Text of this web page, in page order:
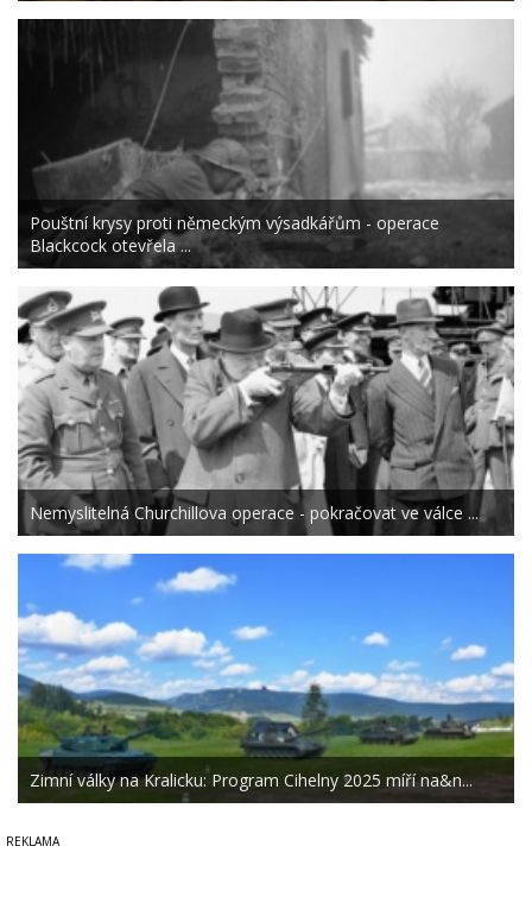
Pouštní krysy proti německým výsadkářům - operace
Blackcock otevřela ...
Nemyslitelná Churchillova operace - pokračovat ve válce ...
Zimní války na Kralicku: Program Cihelny 2025 míří na&n...